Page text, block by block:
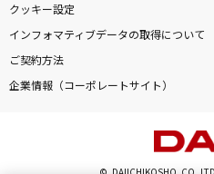
クッキー設定
インフォマティブデータの取得について
ご契約方法
企業情報（コーポレートサイト）
© DAIICHIKOSHO